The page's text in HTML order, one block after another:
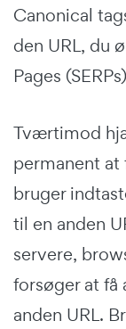
Canonical
den URL, du
Pages
Tværtimod
permanent at
bruger
til en anden
servere,
forsøger at
anden URL.